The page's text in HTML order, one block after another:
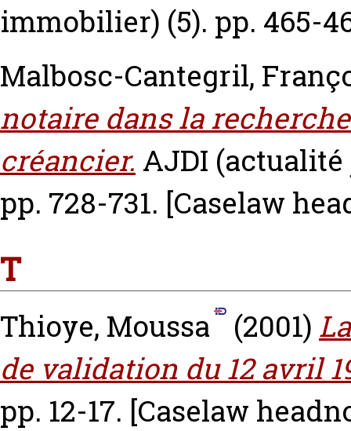
immobilier) (5). pp. 465-
Malbosc-Cantegril,
notaire dans la
créancier. AJDI
pp. 728-731. [Caselaw
T
Thioye, Moussa (2001)
de validation du 12 avril
pp. 12-17. [Caselaw